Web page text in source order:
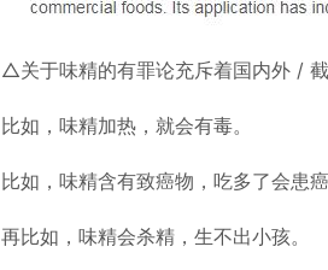
△关于味精的有罪论充斥着国内外 /
比如，味精加热，就会有毒。
比如，味精含有致癌物，吃多了会患癌
再比如，味精会杀精，生不出小孩。